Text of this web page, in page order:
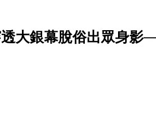
大銀幕脫俗出眾身影